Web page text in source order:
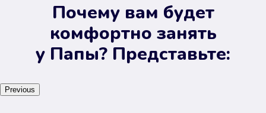
Почему вам будет
комфортно занять
у Папы? Представьте:
Previous